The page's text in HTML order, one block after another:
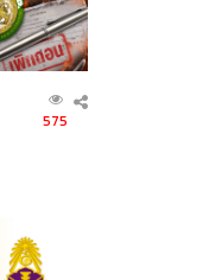
575